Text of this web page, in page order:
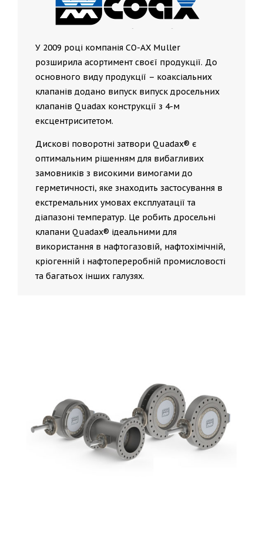
У 2009 році компанія CO-AX Muller
розширила асортимент своєї продукції. До
основного виду продукції – коаксіальних
клапанів додано випуск випуск дросельних
клапанів Quadax конструкції з 4-м
ексцентриситетом.
Дискові поворотні затвори Quadax® є
оптимальним рішенням для вибагливих
замовників з високими вимогами до
герметичності, яке знаходить застосування в
екстремальних умовах експлуатації та
діапазоні температур. Це робить дросельні
клапани Quadax® ідеальними для
використання в нафтогазовій, нафтохімічній,
кріогенній і нафтопереробній промисловості
та багатьох інших галузях.